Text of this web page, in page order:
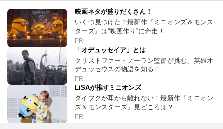
映画ネタが盛りだくさん！
いくつ見つけた？最新作『ミニオンズ＆モンス
ターズ』は“映画作り”に奔走！
PR
「オデュッセイア」とは
クリストファー・ノーラン監督が挑む、英雄オ
デュッセウスの物語を知る！
PR
LiSAが推すミニオンズ
ダイフクが耳から離れない！最新作『ミニオン
ズ＆モンスターズ』見どころは？
PR